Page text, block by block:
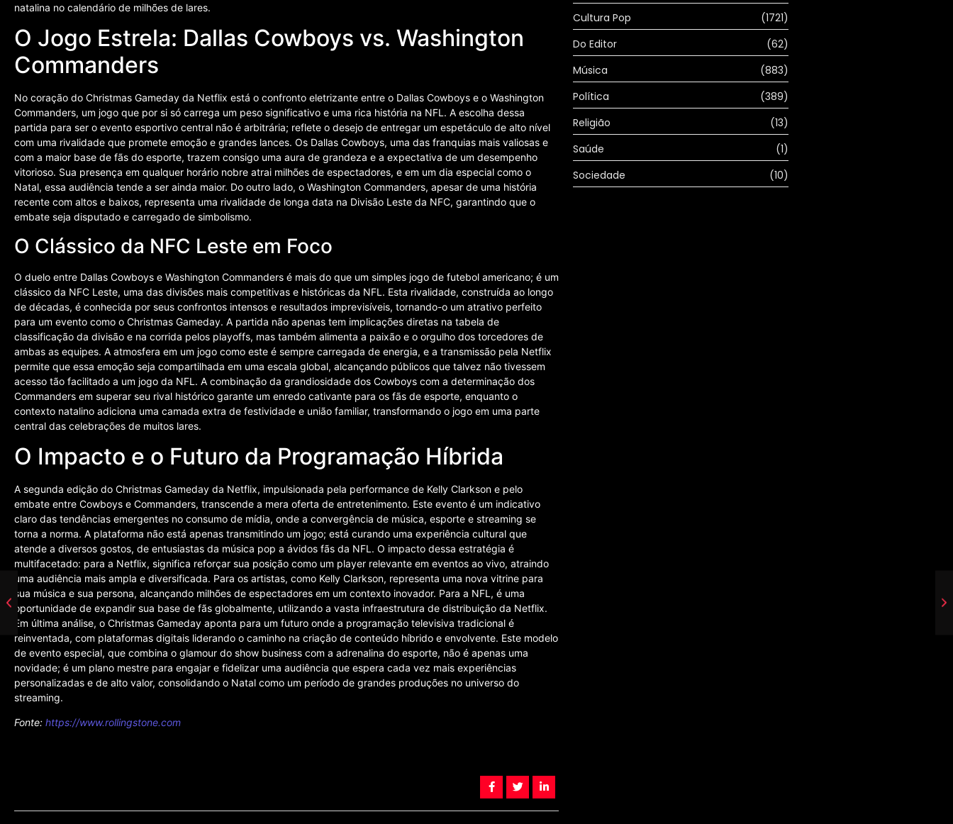
natalina no calendário de milhões de lares.
O Jogo Estrela: Dallas Cowboys vs. Washington
Commanders
No coração do Christmas Gameday da Netflix está o confronto eletrizante entre o Dallas Cowboys e o Washington
Commanders, um jogo que por si só carrega um peso significativo e uma rica história na NFL. A escolha dessa
partida para ser o evento esportivo central não é arbitrária; reflete o desejo de entregar um espetáculo de alto nível
com uma rivalidade que promete emoção e grandes lances. Os Dallas Cowboys, uma das franquias mais valiosas e
com a maior base de fãs do esporte, trazem consigo uma aura de grandeza e a expectativa de um desempenho
vitorioso. Sua presença em qualquer horário nobre atrai milhões de espectadores, e em um dia especial como o
Natal, essa audiência tende a ser ainda maior. Do outro lado, o Washington Commanders, apesar de uma história
recente com altos e baixos, representa uma rivalidade de longa data na Divisão Leste da NFC, garantindo que o
embate seja disputado e carregado de simbolismo.
O Clássico da NFC Leste em Foco
O duelo entre Dallas Cowboys e Washington Commanders é mais do que um simples jogo de futebol americano; é um
clássico da NFC Leste, uma das divisões mais competitivas e históricas da NFL. Esta rivalidade, construída ao longo
de décadas, é conhecida por seus confrontos intensos e resultados imprevisíveis, tornando-o um atrativo perfeito
para um evento como o Christmas Gameday. A partida não apenas tem implicações diretas na tabela de
classificação da divisão e na corrida pelos playoffs, mas também alimenta a paixão e o orgulho dos torcedores de
ambas as equipes. A atmosfera em um jogo como este é sempre carregada de energia, e a transmissão pela Netflix
permite que essa emoção seja compartilhada em uma escala global, alcançando públicos que talvez não tivessem
acesso tão facilitado a um jogo da NFL. A combinação da grandiosidade dos Cowboys com a determinação dos
Commanders em superar seu rival histórico garante um enredo cativante para os fãs de esporte, enquanto o
contexto natalino adiciona uma camada extra de festividade e união familiar, transformando o jogo em uma parte
central das celebrações de muitos lares.
O Impacto e o Futuro da Programação Híbrida
A segunda edição do Christmas Gameday da Netflix, impulsionada pela performance de Kelly Clarkson e pelo
embate entre Cowboys e Commanders, transcende a mera oferta de entretenimento. Este evento é um indicativo
claro das tendências emergentes no consumo de mídia, onde a convergência de música, esporte e streaming se
torna a norma. A plataforma não está apenas transmitindo um jogo; está curando uma experiência cultural que
atende a diversos gostos, de entusiastas da música pop a ávidos fãs da NFL. O impacto dessa estratégia é
multifacetado: para a Netflix, significa reforçar sua posição como um player relevante em eventos ao vivo, atraindo
uma audiência mais ampla e diversificada. Para os artistas, como Kelly Clarkson, representa uma nova vitrine para
sua música e sua persona, alcançando milhões de espectadores em um contexto inovador. Para a NFL, é uma
oportunidade de expandir sua base de fãs globalmente, utilizando a vasta infraestrutura de distribuição da Netflix.
Em última análise, o Christmas Gameday aponta para um futuro onde a programação televisiva tradicional é
reinventada, com plataformas digitais liderando o caminho na criação de conteúdo híbrido e envolvente. Este modelo
de evento especial, que combina o glamour do show business com a adrenalina do esporte, não é apenas uma
novidade; é um plano mestre para engajar e fidelizar uma audiência que espera cada vez mais experiências
personalizadas e de alto valor, consolidando o Natal como um período de grandes produções no universo do
streaming.
Fonte: https://www.rollingstone.com
Cultura Pop
(1721)
Do Editor
(62)
Música
(883)
Política
(389)
Religião
(13)
Saúde
(1)
Sociedade
(10)